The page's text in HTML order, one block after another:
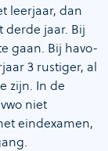
leerjaar, dan
jaar. Bij
gaan. Bij havo-
3 rustiger, al
zijn. In de
niet
eindexamen,